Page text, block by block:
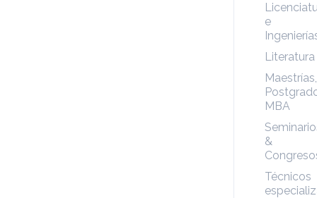
e
Literatura
Maestrías,
MBA
&
Técnicos